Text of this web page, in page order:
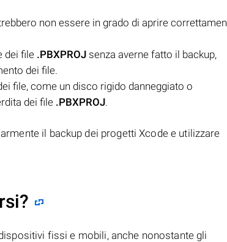
non essere in grado di aprire
dei file .PBXPROJ senza averne fatto il backup,
dei file.
file, come un disco rigido danneggiato o
dei file .PBXPROJ.
il backup dei progetti Xcode e utilizzare
fissi e mobili, anche nonostante gli